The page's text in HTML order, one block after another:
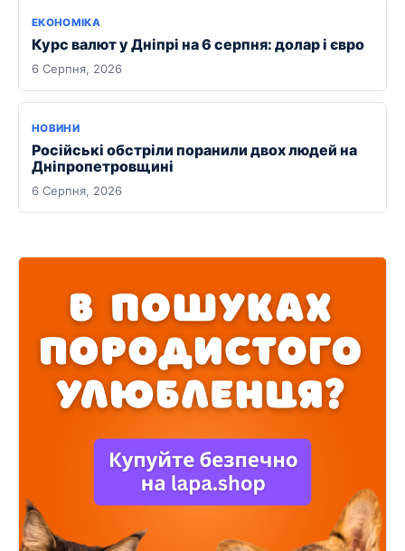
ЕКОНОМІКА
Курс валют у Дніпрі на 6 серпня: долар і євро
6 Серпня, 2026
НОВИНИ
Російські обстріли поранили двох людей на
Дніпропетровщині
6 Серпня, 2026